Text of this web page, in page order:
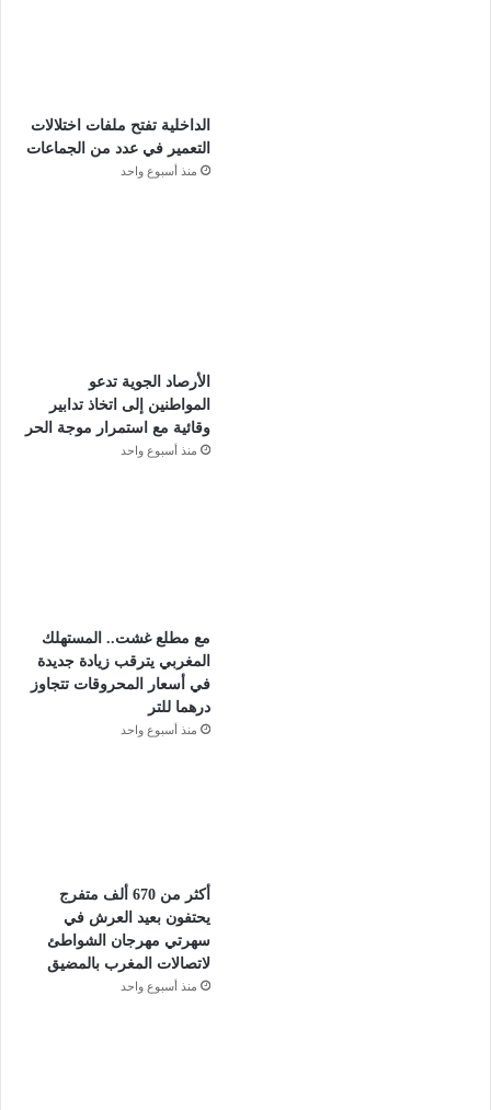
الداخلية تفتح ملفات اختلالات
التعمير في عدد من الجماعات
منذ أسبوع واحد
الأرصاد الجوية تدعو
المواطنين إلى اتخاذ تدابير
وقائية مع استمرار موجة الحر
منذ أسبوع واحد
مع مطلع غشت.. المستهلك
المغربي يترقب زيادة جديدة
في أسعار المحروقات تتجاوز
درهما للتر
منذ أسبوع واحد
أكثر من 670 ألف متفرج
يحتفون بعيد العرش في
سهرتي مهرجان الشواطئ
لاتصالات المغرب بالمضيق
منذ أسبوع واحد